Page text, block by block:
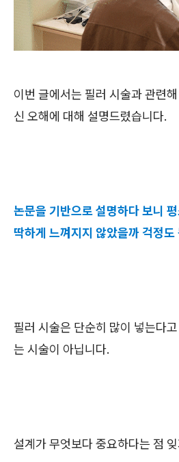
이번 글에서는 필러 시술과 관련
신 오해에 대해 설명드렸습니다.
논문을 기반으로 설명하다 보니
딱하게 느껴지지 않았을까 걱정
필러 시술은 단순히 많이 넣는다
는 시술이 아닙니다.
설계가 무엇보다 중요하다는 점